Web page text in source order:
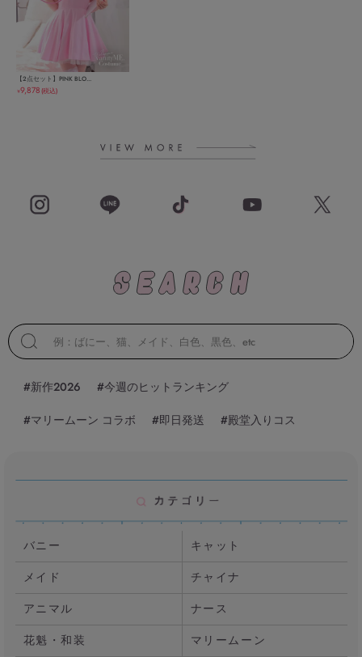
【2点セット】PINK BLO...
￥9,878(税込)
#新作2026 #今週のヒットランキング
#マリームーン コラボ #即日発送 #殿堂入りコス
バニー
キャット
メイド
チャイナ
アニマル
ナース
花魁・和装
マリームーン